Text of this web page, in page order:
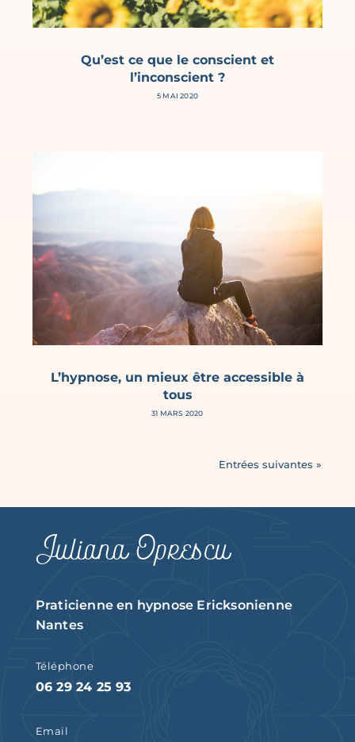
Qu’est ce que le conscient et
l’inconscient ?
5 MAI 2020
L’hypnose, un mieux être accessible à
tous
31 MARS 2020
Entrées suivantes »
Juliana Oprescu
Praticienne en hypnose Ericksonienne
Nantes
Téléphone
06 29 24 25 93
Email